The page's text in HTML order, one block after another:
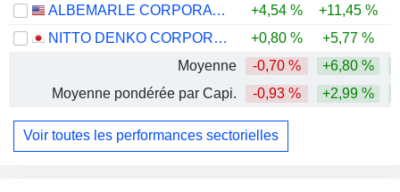
ALBEMARLE CORPORATION
+4,54 % +11,45 %
NITTO DENKO CORPORATION
+0,80 % +5,77 %
Moyenne
-0,70 % +6,80 %
Moyenne pondérée par Capi.
-0,93 % +2,99 %
Voir toutes les performances sectorielles